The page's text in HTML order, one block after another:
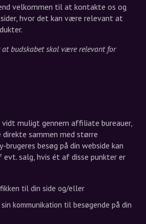
velkommen til at kontakte os og
hvor det kan være relevant at
budskabet skal være relevant for
vidt muligt gennem affiliate bureauer,
direkte sammen med større
brugeres besøg på din webside kan
evt. salg, hvis ét af disse punkter er
til din side og/eller
kommunikation til besøgende på din